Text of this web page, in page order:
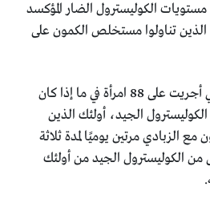
في دراسة أخرى، انخفضت مستويات الكوليسترول الضار‎ ‎المؤكسد
الذين تناولوا مستخلص الكمون على
نظرت إحدى الدراسات التي أجريت على 88 امرأة في ما إذا كان
الجيد، أولئك الذين
مع الزبادي مرتين يوميًا لمدة ثلاثة
‏أشهر لديهم مستويات أعلى من‎ ‎الكوليسترول الجيد‎ ‎من أولئك